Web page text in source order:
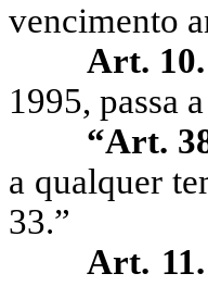
vencimento
Art. 10.
1995, passa
“Art.
a qualquer
33.”
Art. 11.